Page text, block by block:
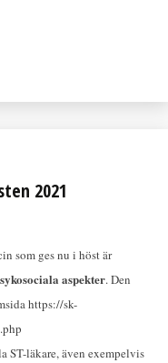
2021
som ges nu i höst är
aspekter. Den
https://sk-
ST-läkare, även exempelvis